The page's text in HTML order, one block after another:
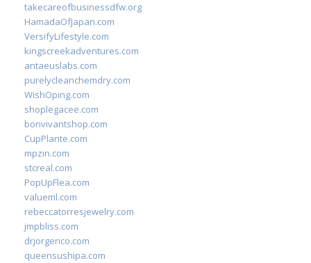
takecareofbusinessdfw.org
HamadaOfJapan.com
VersifyLifestyle.com
kingscreekadventures.com
antaeuslabs.com
purelycleanchemdry.com
WishOping.com
shoplegacee.com
bonvivantshop.com
CupPlante.com
mpzin.com
stcreal.com
PopUpFlea.com
valueml.com
rebeccatorresjewelry.com
jmpbliss.com
drjorgerico.com
queensushipa.com